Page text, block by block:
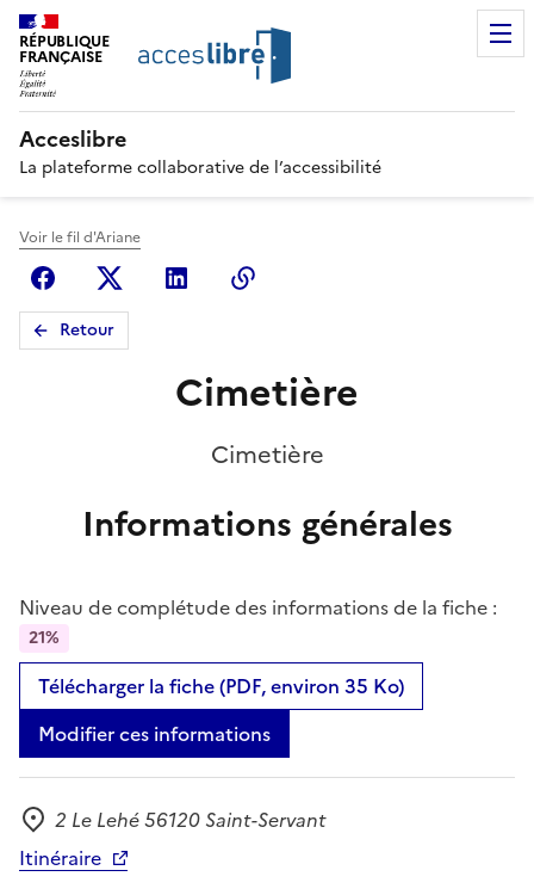
RÉPUBLIQUE
FRANÇAISE
Acceslibre
La plateforme collaborative de l’accessibilité
Voir le fil d'Ariane
FacebookX (anciennement Twitter)
Linkedin
Retour
Cimetière
Cimetière
Informations générales
Niveau de complétude des informations de la fiche :
21%
Télécharger la fiche (PDF, environ 35 Ko)
Modifier ces informations
Adresse
2 Le Lehé 56120 Saint-Servant
Itinéraire